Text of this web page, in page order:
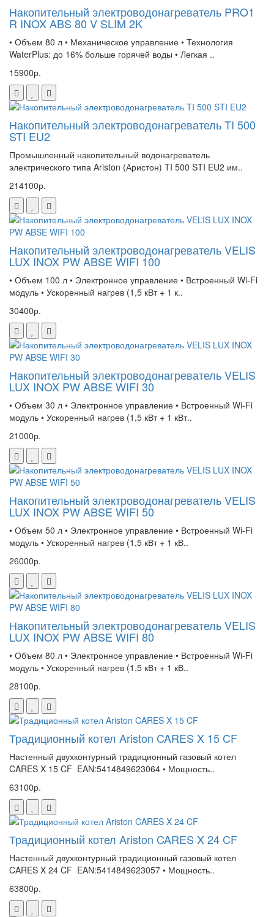
Накопительный электроводонагреватель PRO1
R INOX ABS 80 V SLIM 2K
• Объем 80 л • Механическое управление • Технология
WaterPlus: до 16% больше горячей воды • Легкая ..
15900р.
Накопительный электроводонагреватель TI 500
STI EU2
Промышленный накопительный водонагреватель
электрического типа Ariston (Аристон) TI 500 STI EU2 им..
214100р.
Накопительный электроводонагреватель VELIS
LUX INOX PW ABSE WIFI 100
• Объем 100 л • Электронное управление • Встроенный Wi-Fi
модуль • Ускоренный нагрев (1,5 кВт + 1 к..
30400р.
Накопительный электроводонагреватель VELIS
LUX INOX PW ABSE WIFI 30
• Объем 30 л • Электронное управление • Встроенный Wi-Fi
модуль • Ускоренный нагрев (1,5 кВт + 1 кВт..
21000р.
Накопительный электроводонагреватель VELIS
LUX INOX PW ABSE WIFI 50
• Объем 50 л • Электронное управление • Встроенный Wi-Fi
модуль • Ускоренный нагрев (1,5 кВт + 1 кВ..
26000р.
Накопительный электроводонагреватель VELIS
LUX INOX PW ABSE WIFI 80
• Объем 80 л • Электронное управление • Встроенный Wi-Fi
модуль • Ускоренный нагрев (1,5 кВт + 1 кВ..
28100р.
Традиционный котел Ariston CARES X 15 CF
Настенный двухконтурный традиционный газовый котел
CARES X 15 CF EAN:5414849623064 • Мощность..
63100р.
Традиционный котел Ariston CARES X 24 CF
Настенный двухконтурный традиционный газовый котел
CARES X 24 CF EAN:5414849623057 • Мощность..
63800р.